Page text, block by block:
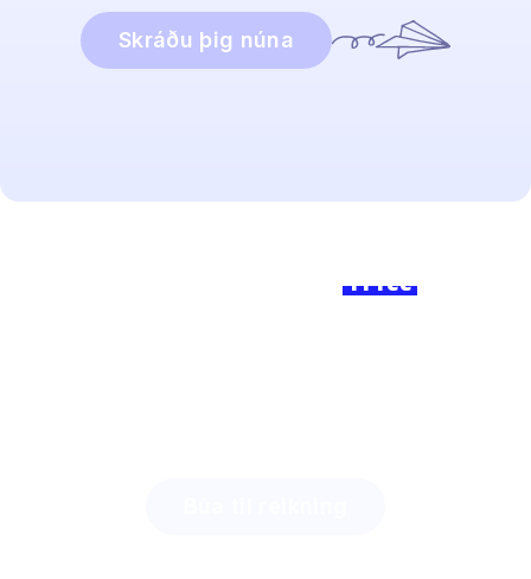
Skráðu þig núna
Skráðu þig hjá okkurfríttí dag